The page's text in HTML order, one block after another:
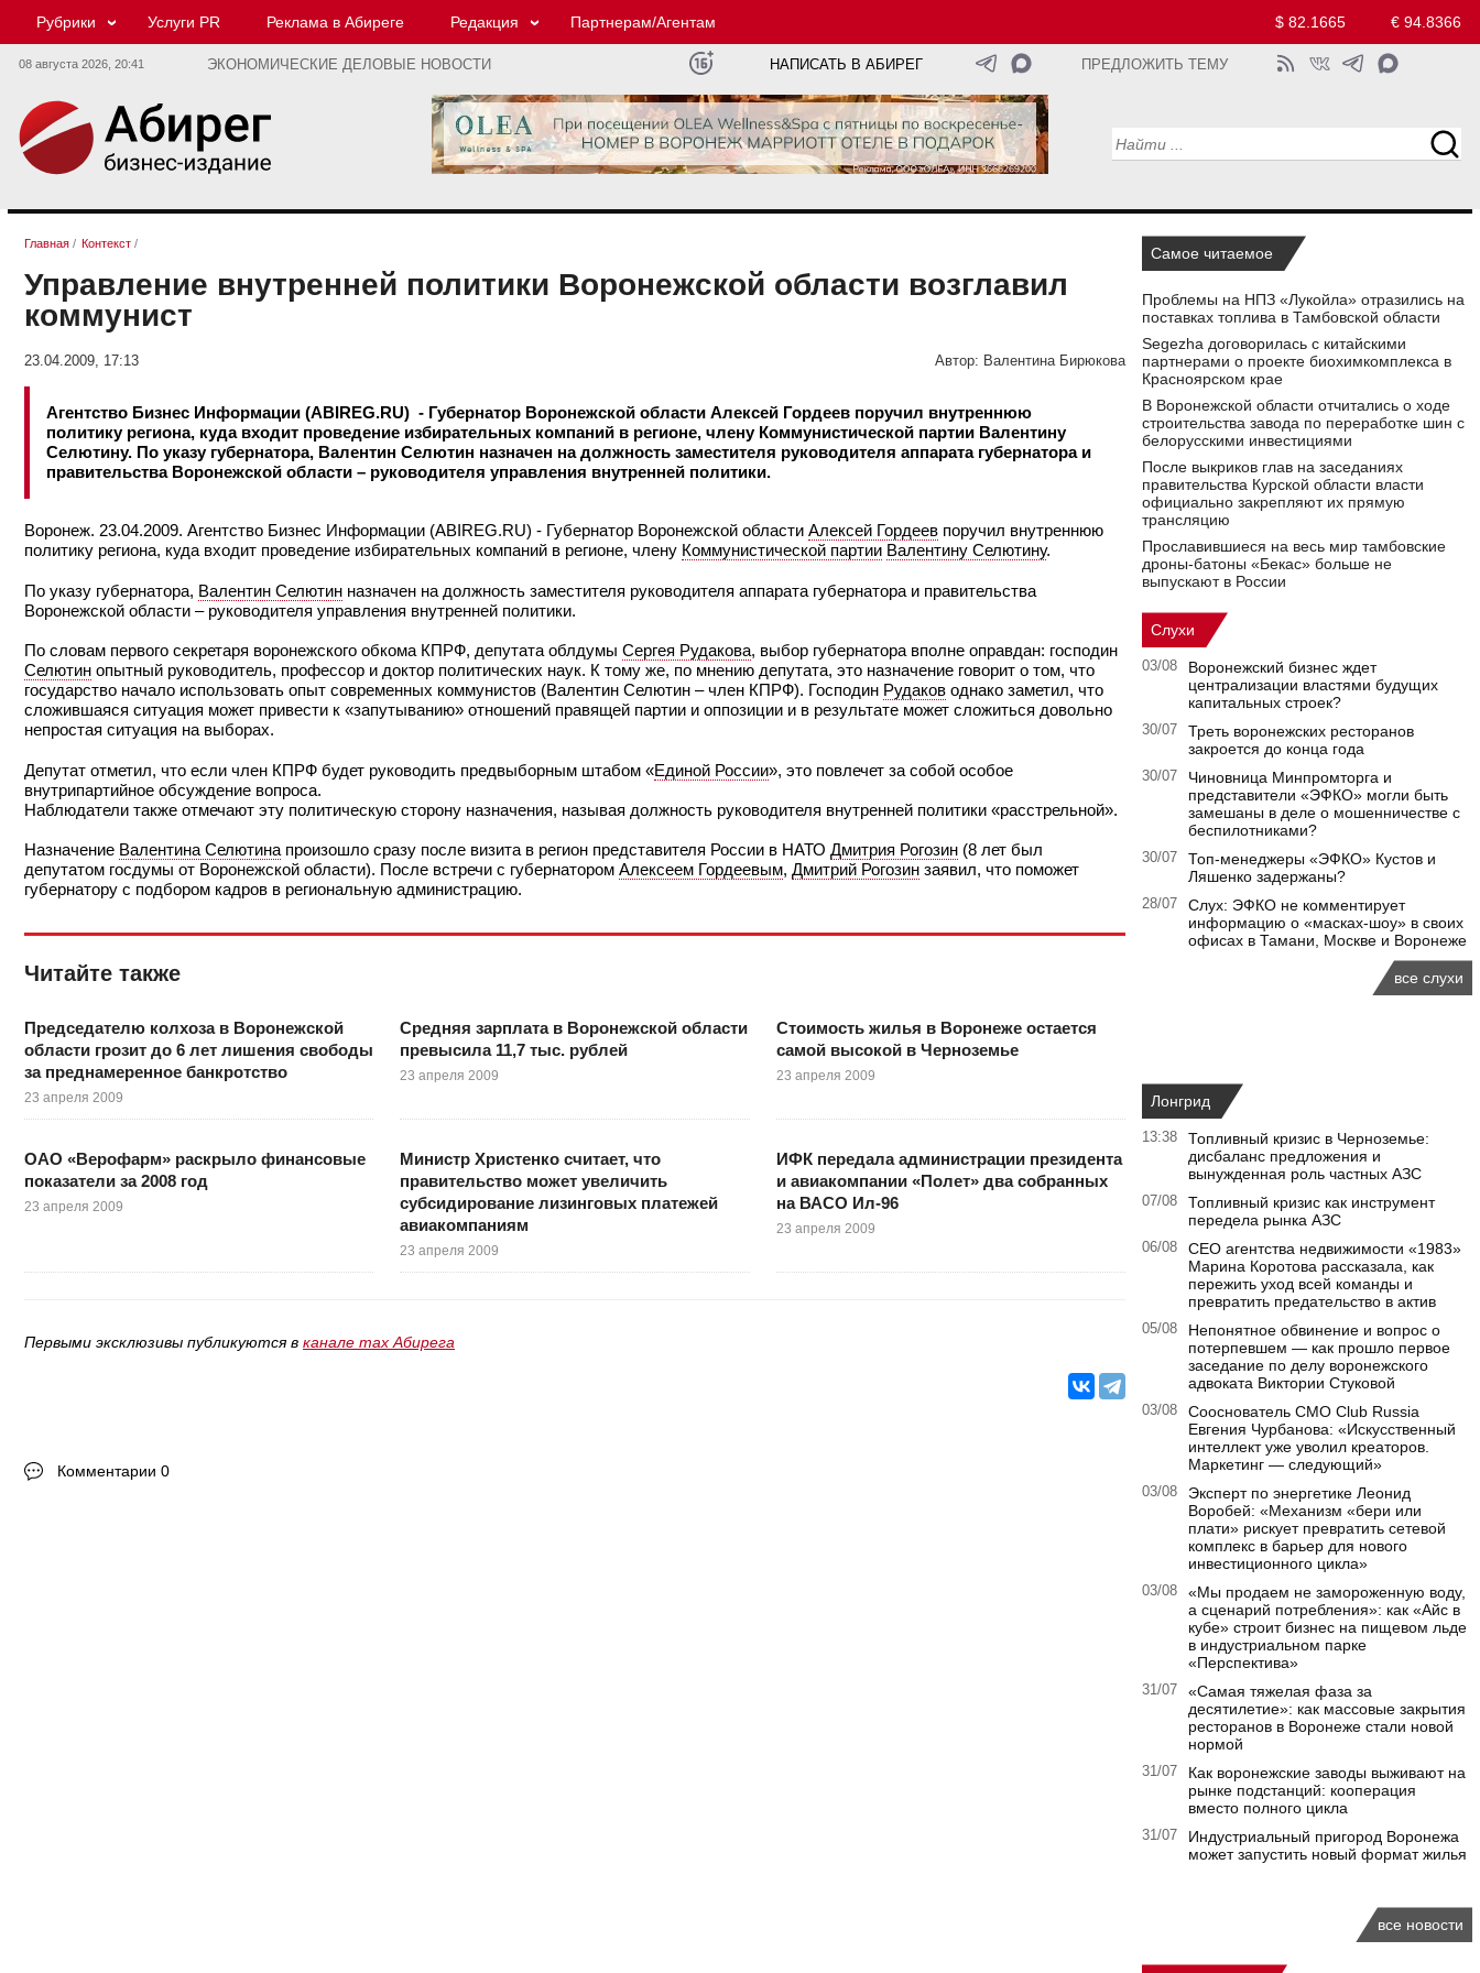
Рубрики Услуги PR Реклама в Абиреге Редакция Партнерам/Агентам $ 82.1665 € 94.8366
08 августа 2026, 20:41 ЭКОНОМИЧЕСКИЕ ДЕЛОВЫЕ НОВОСТИ НАПИСАТЬ В АБИРЕГ ПРЕДЛОЖИТЬ ТЕМУ
Главная / Контекст /
Управление внутренней политики Воронежской области возглавил
коммунист
23.04.2009, 17:13 Автор: Валентина Бирюкова
Агентство Бизнес Информации (ABIREG.RU) - Губернатор Воронежской области Алексей Гордеев поручил внутреннюю
политику региона, куда входит проведение избирательных компаний в регионе, члену Коммунистической партии Валентину
Селютину. По указу губернатора, Валентин Селютин назначен на должность заместителя руководителя аппарата губернатора и
правительства Воронежской области – руководителя управления внутренней политики.
Воронеж. 23.04.2009. Агентство Бизнес Информации (ABIREG.RU) - Губернатор Воронежской области Алексей Гордеев поручил внутреннюю
политику региона, куда входит проведение избирательных компаний в регионе, члену Коммунистической партии Валентину Селютину.
По указу губернатора, Валентин Селютин назначен на должность заместителя руководителя аппарата губернатора и правительства
Воронежской области – руководителя управления внутренней политики.
По словам первого секретаря воронежского обкома КПРФ, депутата облдумы Сергея Рудакова, выбор губернатора вполне оправдан: господин
Селютин опытный руководитель, профессор и доктор политических наук. К тому же, по мнению депутата, это назначение говорит о том, что
государство начало использовать опыт современных коммунистов (Валентин Селютин – член КПРФ). Господин Рудаков однако заметил, что
сложившаяся ситуация может привести к «запутыванию» отношений правящей партии и оппозиции и в результате может сложиться довольно
непростая ситуация на выборах.
Депутат отметил, что если член КПРФ будет руководить предвыборным штабом «Единой России», это повлечет за собой особое
внутрипартийное обсуждение вопроса.
Наблюдатели также отмечают эту политическую сторону назначения, называя должность руководителя внутренней политики «расстрельной».
Назначение Валентина Селютина произошло сразу после визита в регион представителя России в НАТО Дмитрия Рогозин (8 лет был
депутатом госдумы от Воронежской области). После встречи с губернатором Алексеем Гордеевым, Дмитрий Рогозин заявил, что поможет
губернатору с подбором кадров в региональную администрацию.
Читайте также
Председателю колхоза в Воронежской
области грозит до 6 лет лишения свободы
за преднамеренное банкротство
23 апреля 2009
Средняя зарплата в Воронежской области
превысила 11,7 тыс. рублей
23 апреля 2009
Стоимость жилья в Воронеже остается
самой высокой в Черноземье
23 апреля 2009
ОАО «Верофарм» раскрыло финансовые
показатели за 2008 год
23 апреля 2009
Министр Христенко считает, что
правительство может увеличить
субсидирование лизинговых платежей
авиакомпаниям
23 апреля 2009
ИФК передала администрации президента
и авиакомпании «Полет» два собранных
на ВАСО Ил-96
23 апреля 2009
Первыми эксклюзивы публикуются в канале max Абирега
Комментарии 0
Самое читаемое
Проблемы на НПЗ «Лукойла» отразились на
поставках топлива в Тамбовской области
Segezha договорилась с китайскими
партнерами о проекте биохимкомплекса в
Красноярском крае
В Воронежской области отчитались о ходе
строительства завода по переработке шин с
белорусскими инвестициями
После выкриков глав на заседаниях
правительства Курской области власти
официально закрепляют их прямую
трансляцию
Прославившиеся на весь мир тамбовские
дроны-батоны «Бекас» больше не
выпускают в России
Слухи
03/08
Воронежский бизнес ждет
централизации властями будущих
капитальных строек?
30/07
Треть воронежских ресторанов
закроется до конца года
30/07
Чиновница Минпромторга и
представители «ЭФКО» могли быть
замешаны в деле о мошенничестве с
беспилотниками?
30/07
Топ-менеджеры «ЭФКО» Кустов и
Ляшенко задержаны?
28/07
Слух: ЭФКО не комментирует
информацию о «масках-шоу» в своих
офисах в Тамани, Москве и Воронеже
все слухи
Лонгрид
13:38
Топливный кризис в Черноземье:
дисбаланс предложения и
вынужденная роль частных АЗС
07/08
Топливный кризис как инструмент
передела рынка АЗС
06/08
CEO агентства недвижимости «1983»
Марина Коротова рассказала, как
пережить уход всей команды и
превратить предательство в актив
05/08
Непонятное обвинение и вопрос о
потерпевшем — как прошло первое
заседание по делу воронежского
адвоката Виктории Стуковой
03/08
Сооснователь CMO Club Russia
Евгения Чурбанова: «Искусственный
интеллект уже уволил креаторов.
Маркетинг — следующий»
03/08
Эксперт по энергетике Леонид
Воробей: «Механизм «бери или
плати» рискует превратить сетевой
комплекс в барьер для нового
инвестиционного цикла»
03/08
«Мы продаем не замороженную воду,
а сценарий потребления»: как «Айс в
кубе» строит бизнес на пищевом льде
в индустриальном парке
«Перспектива»
31/07
«Самая тяжелая фаза за
десятилетие»: как массовые закрытия
ресторанов в Воронеже стали новой
нормой
31/07
Как воронежские заводы выживают на
рынке подстанций: кооперация
вместо полного цикла
31/07
Индустриальный пригород Воронежа
может запустить новый формат жилья
все новости